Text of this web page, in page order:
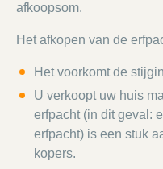
afkoopsom.
Het afkopen van de
Het voorkomt de
U verkoopt uw huis
erfpacht (in dit geval:
erfpacht) is een stuk
kopers.